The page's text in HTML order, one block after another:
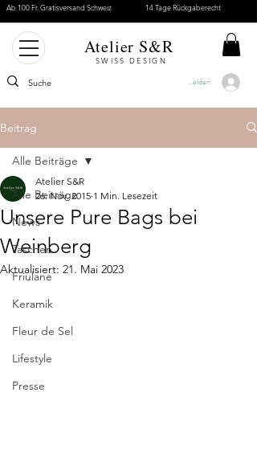
Ab 100 Fr. Gratisversand Schweiz 14 Tage Rückgaberecht
Anmelden
Atelier S&R
SWISS DESIGN
Beitrag
Alle Beiträge
News
Taschen
Friulane
Keramik
Fleur de Sel
Lifestyle
Presse
Alle Beiträge
Unsere Pure Bags bei
Weinberg
Atelier S&R
26. Nov. 2015 1 Min. Lesezeit
Aktualisiert: 21. Mai 2023